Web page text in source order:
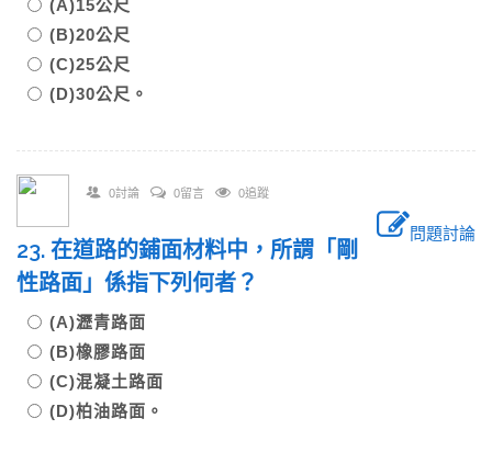
(A)15公尺
(B)20公尺
(C)25公尺
(D)30公尺。
0討論 0留言 0追蹤
問題討論
23. 在道路的鋪面材料中，所謂「剛
性路面」係指下列何者？
(A)瀝青路面
(B)橡膠路面
(C)混凝土路面
(D)柏油路面。